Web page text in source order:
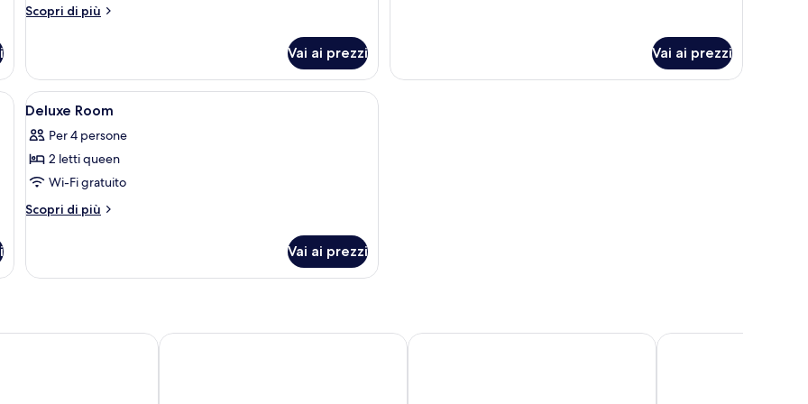
Scopri di più
Altri
Standard
Vai ai prezzi Vai ai prezzi
postazione laptop, tende oscuranti
Apri
tutte
le
foto
per
Deluxe
Minibar, una cassaforte in camera, postazione laptop, tende oscuranti
5
Deluxe Room
Per 4 persone
2 letti queen
Wi-Fi gratuito
Scopri di più
Altri
Room
Vai ai prezzi
Kaohsiung Marriott Hotel InterContinental Kaohsiung by IHG Hotel Nikko Kaohsiung